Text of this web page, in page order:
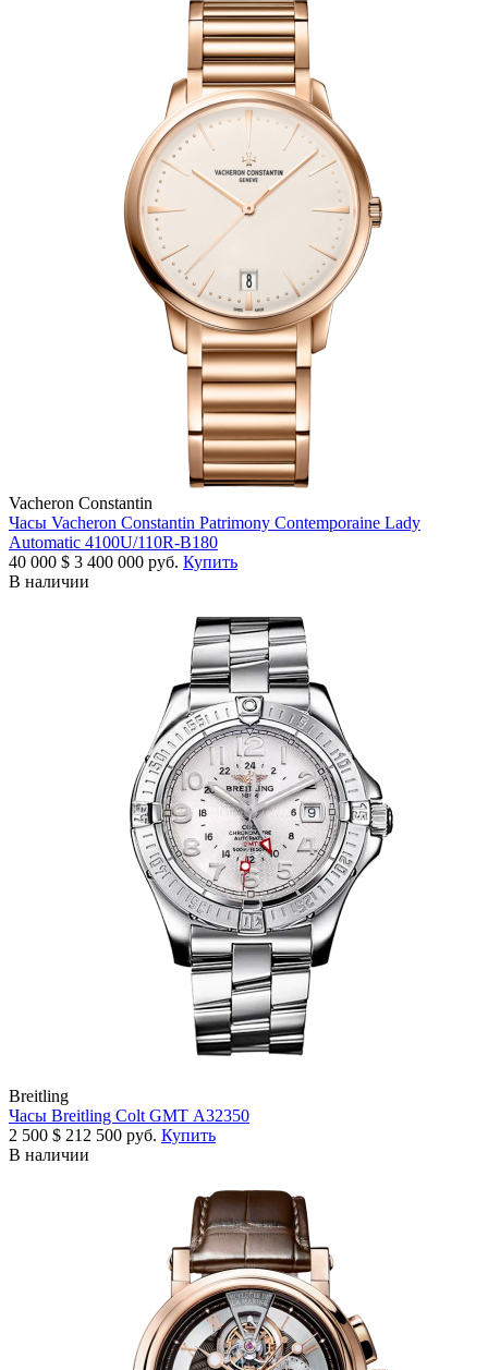
Vacheron Constantin
Часы Vacheron Constantin Patrimony Contemporaine Lady
Automatic 4100U/110R-B180
40 000 $ 3 400 000 руб. Купить
В наличии
Breitling
Часы Breitling Colt GMT A32350
2 500 $ 212 500 руб. Купить
В наличии